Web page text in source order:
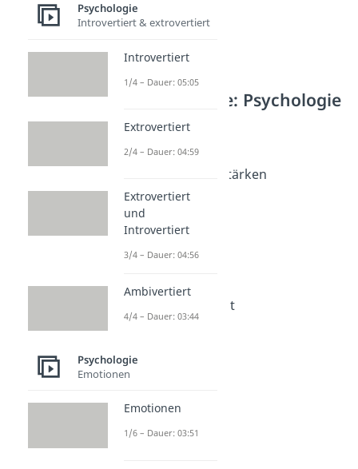
Weitere Inhalte: Psychologie
Selbstreflexion
Dauer: 05:01
Selbstbewusstsein stärken
Dauer: 05:20
Selbstreflexion
Selbstwirksamkeit
Dauer: 04:16
Dauer: 05:08
Fake it till you make it
Dauer: 04:05
Dauer: 05:16
Psychologie
Introvertiert & extrovertiert
Introvertiert
1/4 – Dauer: 05:05
Extrovertiert
2/4 – Dauer: 04:59
Extrovertiert
und
Introvertiert
3/4 – Dauer: 04:56
Ambivertiert
4/4 – Dauer: 03:44
Psychologie
Emotionen
Emotionen
1/6 – Dauer: 03:51